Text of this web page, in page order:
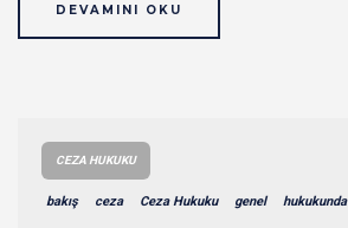
DEVAMINI OKU
CEZA HUKUKU
bakış ceza Ceza Hukuku genel hukukunda